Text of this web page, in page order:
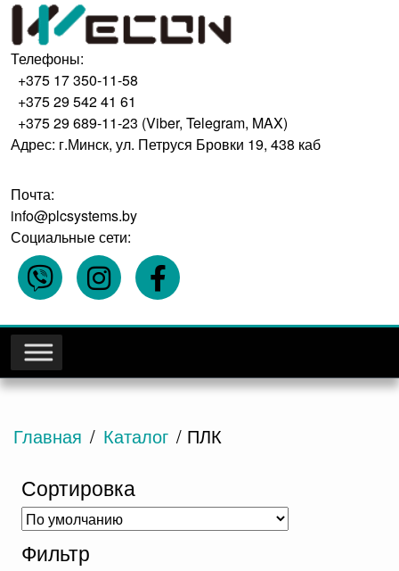
Телефоны:
+375 17 350-11-58
+375 29 542 41 61
+375 29 689-11-23 (Viber, Telegram, MAX)
Адрес: г.Минск, ул. Петруся Бровки 19, 438 каб
Почта:
info@plcsystems.by
Социальные сети:
Главная / Каталог / ПЛК
Сортировка
Фильтр